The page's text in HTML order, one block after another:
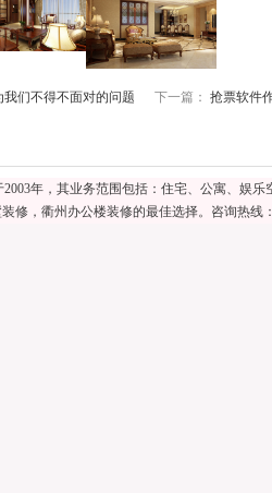
我们不得不面对的问题 下一篇： 抢票软件
年，其业务范围包括：住宅、公寓、娱
修，衢州办公楼装修的最佳选择。咨询热线